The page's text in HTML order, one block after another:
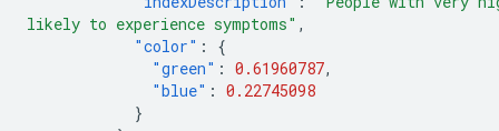
likely to experience symptoms" ,
"color" :
{
"green" : 0.61960787,
"blue" : 0.22745098
}